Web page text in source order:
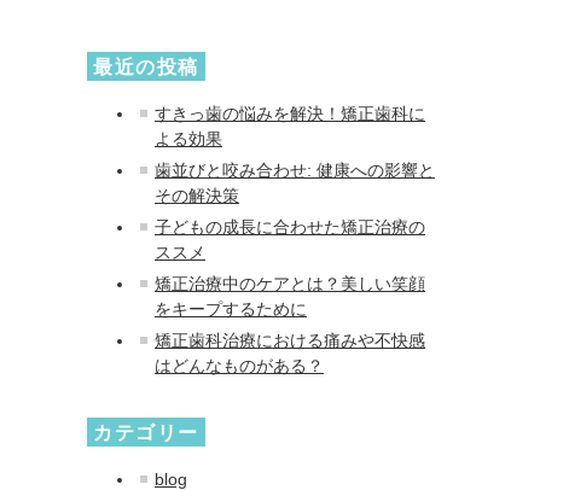
最近の投稿
すきっ歯の悩みを解決！矯正歯科に
よる効果
歯並びと咬み合わせ: 健康への影響と
その解決策
子どもの成長に合わせた矯正治療の
ススメ
矯正治療中のケアとは？美しい笑顔
をキープするために
矯正歯科治療における痛みや不快感
はどんなものがある？
カテゴリー
blog